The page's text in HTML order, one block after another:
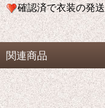
確認済で衣装の発送
関連商品